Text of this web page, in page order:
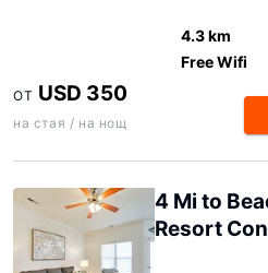
4.3 km
Free Wifi
ОТ USD 350
на стая / на нощ
4 Mi to
Resort